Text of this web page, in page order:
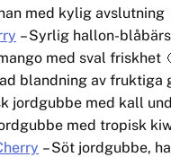
med kylig avslutning
– Syrlig hallon-
med sval friskhet
blandning av fruktiga
jordgubbe med kall
med tropisk
– Söt jordgubbe,